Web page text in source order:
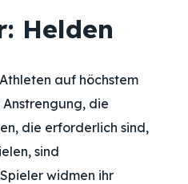
Helden
auf höchstem
Anstrengung, die
die erforderlich sind,
sind
widmen ihr